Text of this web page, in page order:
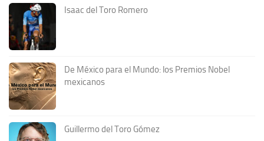
Isaac del Toro Romero
De México para el Mundo: los Premios Nobel
mexicanos
Guillermo del Toro Gómez